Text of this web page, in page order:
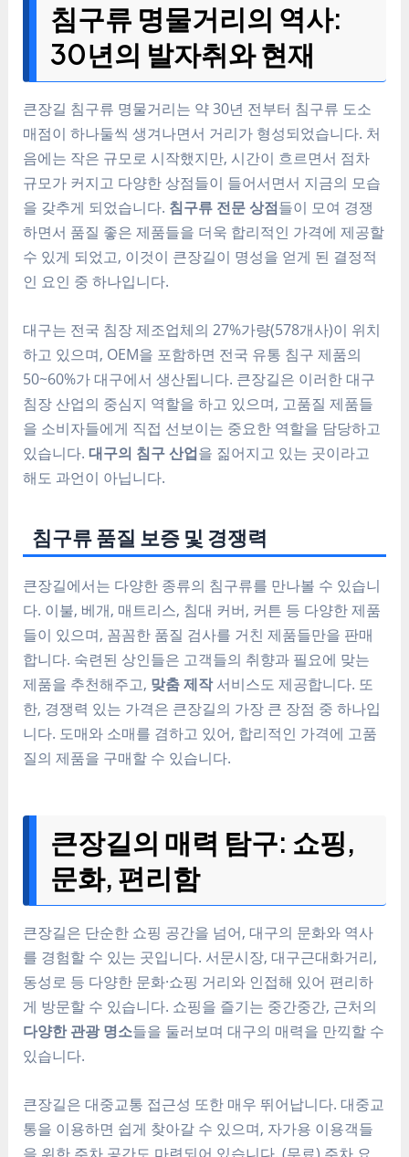
침구류 명물거리의 역사:
30년의 발자취와 현재
큰장길 침구류 명물거리는 약 30년 전부터 침구류 도소
매점이 하나둘씩 생겨나면서 거리가 형성되었습니다. 처
음에는 작은 규모로 시작했지만, 시간이 흐르면서 점차
규모가 커지고 다양한 상점들이 들어서면서 지금의 모습
을 갖추게 되었습니다. 침구류 전문 상점들이 모여 경쟁
하면서 품질 좋은 제품들을 더욱 합리적인 가격에 제공할
수 있게 되었고, 이것이 큰장길이 명성을 얻게 된 결정적
인 요인 중 하나입니다.
대구는 전국 침장 제조업체의 27%가량(578개사)이 위치
하고 있으며, OEM을 포함하면 전국 유통 침구 제품의
50~60%가 대구에서 생산됩니다. 큰장길은 이러한 대구
침장 산업의 중심지 역할을 하고 있으며, 고품질 제품들
을 소비자들에게 직접 선보이는 중요한 역할을 담당하고
있습니다.대구의 침구 산업을 짊어지고 있는 곳이라고
해도 과언이 아닙니다.
침구류 품질 보증 및 경쟁력
큰장길에서는 다양한 종류의 침구류를 만나볼 수 있습니
다. 이불, 베개, 매트리스, 침대 커버, 커튼 등 다양한 제품
들이 있으며, 꼼꼼한 품질 검사를 거친 제품들만을 판매
합니다. 숙련된 상인들은 고객들의 취향과 필요에 맞는
제품을 추천해주고, 맞춤 제작서비스도 제공합니다. 또
한, 경쟁력 있는 가격은 큰장길의 가장 큰 장점 중 하나입
니다. 도매와 소매를 겸하고 있어, 합리적인 가격에 고품
질의 제품을 구매할 수 있습니다.
큰장길의 매력 탐구: 쇼핑,
문화, 편리함
큰장길은 단순한 쇼핑 공간을 넘어, 대구의 문화와 역사
를 경험할 수 있는 곳입니다. 서문시장, 대구근대화거리,
동성로 등 다양한 문화·쇼핑 거리와 인접해 있어 편리하
게 방문할 수 있습니다. 쇼핑을 즐기는 중간중간, 근처의
다양한 관광 명소들을 둘러보며 대구의 매력을 만끽할 수
있습니다.
큰장길은 대중교통 접근성 또한 매우 뛰어납니다. 대중교
통을 이용하면 쉽게 찾아갈 수 있으며, 자가용 이용객들